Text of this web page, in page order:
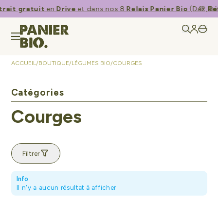
gratuiten Driveet dans nos 8 Relais Panier Bio(Dax,
💚​
ACCUEIL/BOUTIQUE/LÉGUMES BIO/COURGES
Catégories
Courges
Filtrer
Info
Il n'y a aucun résultat à afficher